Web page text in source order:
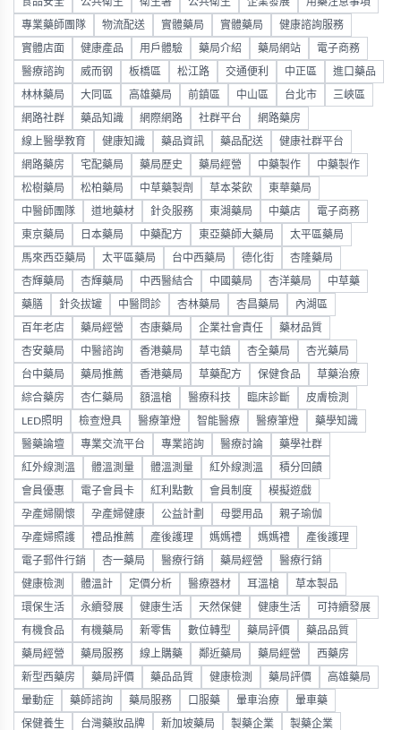
專業藥師團隊 物流配送 實體藥局 實體藥局 健康諮詢服務
實體店面 健康產品 用戶體驗 藥局介紹 藥局網站 電子商務
醫療諮詢 威而钢 板橋區 松江路 交通便利 中正區 進口藥品
林林藥局 大同區 高雄藥局 前鎮區 中山區 台北市 三峽區
網路社群 藥品知識 網際網路 社群平台 網路藥房
線上醫學教育 健康知識 藥品資訊 藥品配送 健康社群平台
網路藥房 宅配藥局 藥局歷史 藥局經營 中藥製作 中藥製作
松樹藥局 松柏藥局 中草藥製劑 草本茶飲 東華藥局
中醫師團隊 道地藥材 針灸服務 東湖藥局 中藥店 電子商務
東京藥局 日本藥局 中藥配方 東亞藥師大藥局 太平區藥局
馬來西亞藥局 太平區藥局 台中西藥局 德化街 杏隆藥局
杏輝藥局 杏輝藥局 中西醫結合 中國藥局 杏洋藥局 中草藥
藥膳 針灸拔罐 中醫問診 杏林藥局 杏昌藥局 內湖區
百年老店 藥局經營 杏康藥局 企業社會責任 藥材品質
杏安藥局 中醫諮詢 香港藥局 草屯鎮 杏全藥局 杏光藥局
台中藥局 藥局推薦 香港藥局 草藥配方 保健食品 草藥治療
綜合藥房 杏仁藥局 額溫槍 醫療科技 臨床診斷 皮膚檢測
LED照明 檢查燈具 醫療筆燈 智能醫療 醫療筆燈 藥學知識
醫藥論壇 專業交流平台 專業諮詢 醫療討論 藥學社群
紅外線測溫 體溫測量 體溫測量 紅外線測溫 積分回饋
會員優惠 電子會員卡 紅利點數 會員制度 模擬遊戲
孕產婦關懷 孕產婦健康 公益計劃 母嬰用品 親子瑜伽
孕產婦照護 禮品推薦 產後護理 媽媽禮 媽媽禮 產後護理
電子郵件行銷 杏一藥局 醫療行銷 藥局經營 醫療行銷
健康檢測 體溫計 定價分析 醫療器材 耳溫槍 草本製品
環保生活 永續發展 健康生活 天然保健 健康生活 可持續發展
有機食品 有機藥局 新零售 數位轉型 藥局評價 藥品品質
藥局經營 藥局服務 線上購藥 鄰近藥局 藥局經營 西藥房
新型西藥房 藥局評價 藥品品質 健康檢測 藥局評價 高雄藥局
暈動症 藥師諮詢 藥局服務 口服藥 暈車治療 暈車藥
保健養生 台灣藥妝品牌 新加坡藥局 製藥企業 製藥企業